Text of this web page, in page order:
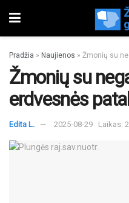
Pradžia » Naujienos » Žmonių su
Žmonių su
erdvesnės
Edita L. 2025-08-29 Laikas: